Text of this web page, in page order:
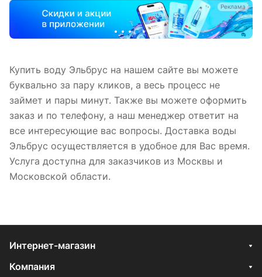
Реклама
Купить воду Эльбрус на нашем сайте вы можете
буквально за пару кликов, а весь процесс не
займет и пары минут. Также вы можете оформить
заказ и по телефону, а наш менеджер ответит на
все интересующие вас вопросы. Доставка воды
Эльбрус осуществляется в удобное для Вас время.
Услуга доступна для заказчиков из Москвы и
Московской области.
Интернет-магазин
Компания